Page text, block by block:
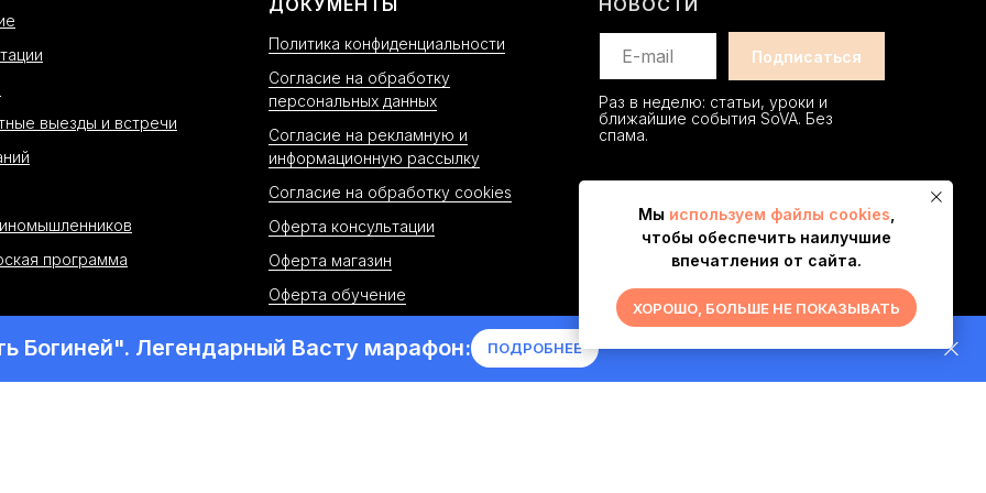
Богиней". Легендарный Васту марафон: ПОДРОБНЕЕ
выезды и встречи
программа
ДОКУМЕНТЫ
Политика конфиденциальности
Согласие на обработку
персональных данных
Согласие на рекламную и
информационную рассылку
Согласие на обработку cookies
Оферта консультации
Оферта магазин
Оферта обучение
НОВОСТИ
Раз в неделю: статьи, уроки и
ближайшие события SoVA. Без
спама.
2026. Все права защищены. Школа Ведических знаний «SoVA»
сайта возможно только с письменного разрешения редакции
Мы используем файлы cookies
чтобы обеспечить наилучшие
впечатления от сайта.
ХОРОШО, БОЛЬШЕ НЕ ПОКАЗЫВАТЬ